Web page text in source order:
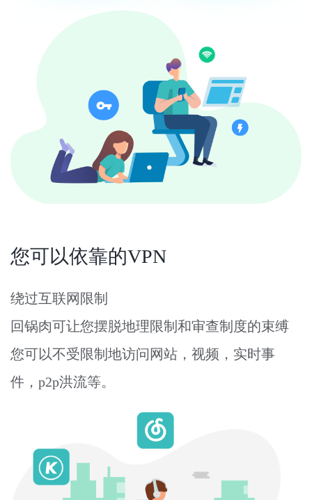
您可以依靠的VPN
绕过互联网限制
回锅肉可让您摆脱地理限制和审查制度的束缚
您可以不受限制地访问网站，视频，实时事
件，p2p洪流等。